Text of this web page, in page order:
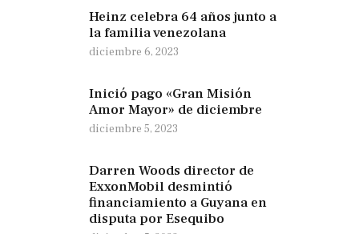
Heinz celebra 64 años junto a
la familia venezolana
diciembre 6, 2023
Inició pago «Gran Misión
Amor Mayor» de diciembre
diciembre 5, 2023
Darren Woods director de
ExxonMobil desmintió
financiamiento a Guyana en
disputa por Esequibo